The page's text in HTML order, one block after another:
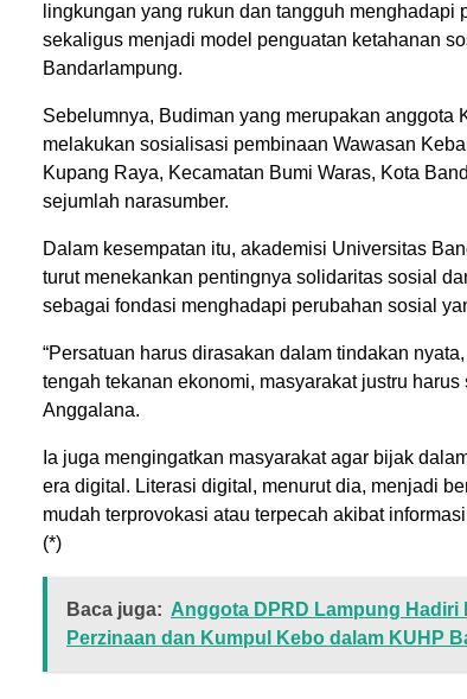
lingkungan yang rukun dan tangguh menghadapi
sekaligus menjadi model penguatan ketahanan
Bandarlampung.
Sebelumnya, Budiman yang merupakan anggota
melakukan sosialisasi pembinaan Wawasan
Kupang Raya, Kecamatan Bumi Waras, Kota
sejumlah narasumber.
Dalam kesempatan itu, akademisi Universitas
turut menekankan pentingnya solidaritas sosial
sebagai fondasi menghadapi perubahan sosial
“Persatuan harus dirasakan dalam tindakan
tengah tekanan ekonomi, masyarakat justru harus
Anggalana.
Ia juga mengingatkan masyarakat agar bijak
era digital. Literasi digital, menurut dia, menjadi
mudah terprovokasi atau terpecah akibat
(*)
Baca juga: Anggota DPRD Lampung Hadiri
Perzinaan dan Kumpul Kebo dalam KUHP